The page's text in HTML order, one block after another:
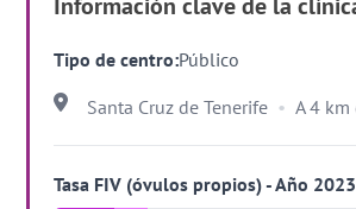
Tipo de centro:Público
Santa Cruz de Tenerife
A 4
Tasa FIV (óvulos propios) - Año